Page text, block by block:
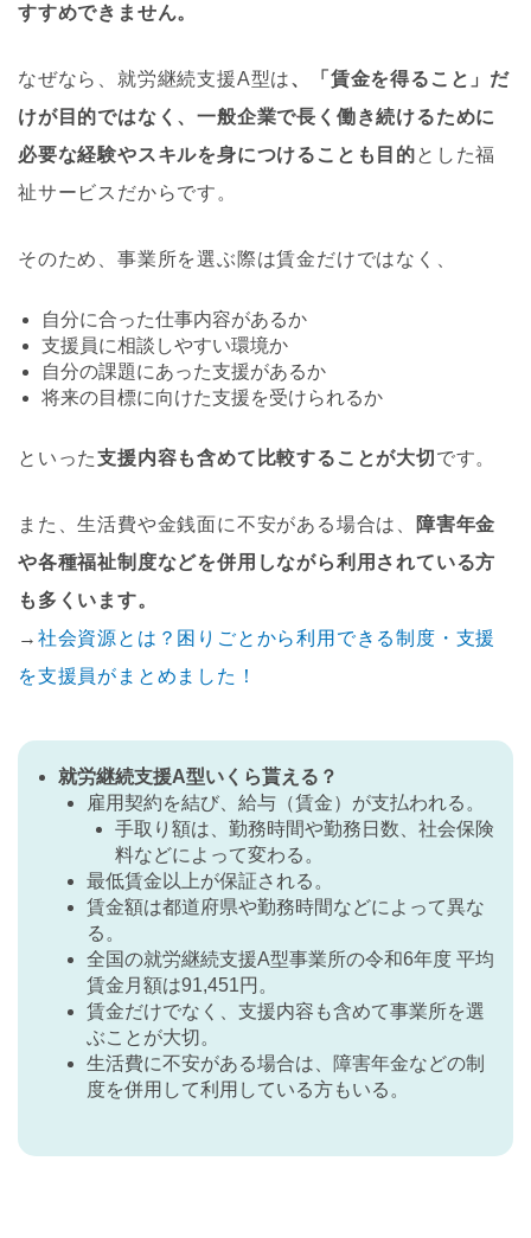
すすめできません。
なぜなら、就労継続支援A型は、「賃金を得ること」だ
けが目的ではなく、一般企業で長く働き続けるために
必要な経験やスキルを身につけることも目的とした福
祉サービスだからです。
そのため、事業所を選ぶ際は賃金だけではなく、
自分に合った仕事内容があるか
支援員に相談しやすい環境か
自分の課題にあった支援があるか
将来の目標に向けた支援を受けられるか
といった支援内容も含めて比較することが大切 です。
また、生活費や金銭面に不安がある場合は、
障害年金
や各種福祉制度などを併用しながら利用されている方
も多くいます。
→ 社会資源とは？困りごとから利用できる制度・支援
を支援員がまとめました！
就労継続支援A型いくら貰える？
雇用契約を結び、給与（賃金）が支払われる。
手取り額は、勤務時間や勤務日数、社会保険
料などによって変わる。
最低賃金以上が保証される。
賃金額は都道府県や勤務時間などによって異な
る。
全国の就労継続支援A型事業所の令和6年度 平均
賃金月額は91,451円。
賃金だけでなく、支援内容も含めて事業所を選
ぶことが大切。
生活費に不安がある場合は、障害年金などの制
度を併用して利用している方もいる。